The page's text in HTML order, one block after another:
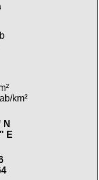
km²
N
E